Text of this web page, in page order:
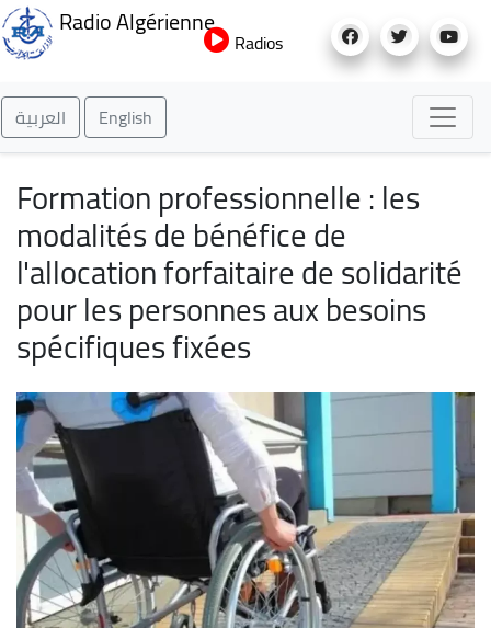
au
Radio Algérienne
Radios
العربية English
Formation professionnelle : les
modalités de bénéfice de
l'allocation forfaitaire de solidarité
pour les personnes aux besoins
spécifiques fixées